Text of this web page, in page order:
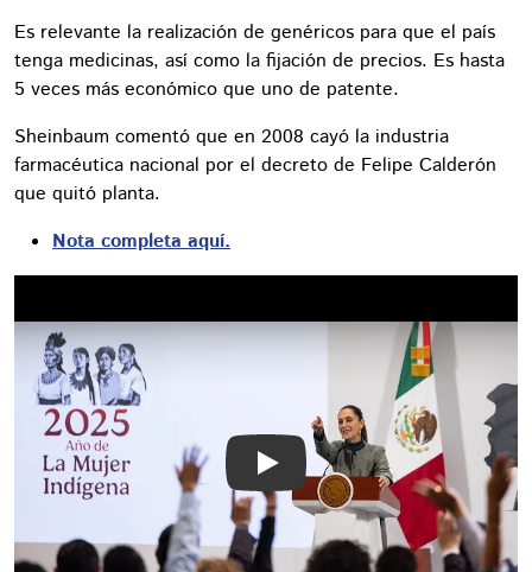
Es relevante la realización de genéricos para que el país
tenga medicinas, así como la fijación de precios. Es hasta
5 veces más económico que uno de patente.
Sheinbaum comentó que en 2008 cayó la industria
farmacéutica nacional por el decreto de Felipe Calderón
que quitó planta.
Nota completa aquí.
Play